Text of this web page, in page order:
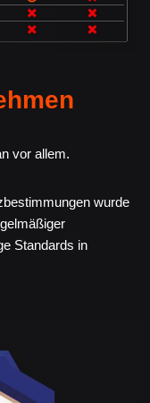
vor allem.
wurde
Standards in